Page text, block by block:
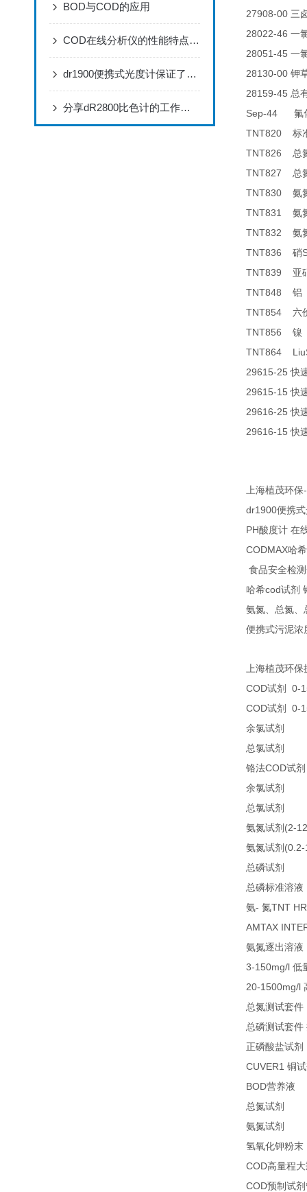
BOD与COD的应用
COD在线分析仪的性能特点，赶快来了解一下吧!
dr1900便携式光度计保证了分析结果的可靠性准确
分享dR2800比色计的工作原理
27908-00 三
28022-46 一
28051-45 一
28130-00 钾
28159-45 总
Sep-44 氟
TNT820 标
TNT826 总
TNT827 总
TNT830 氨
TNT831 氨
TNT832 氨
TNT836 硝
TNT839 亚
TNT848 铝
TNT854 六
TNT856 镍
TNT864
29615-25快
29615-15快
29616-25快
29616-15快
上海植茂环保-
dr1900便携
PH酸度计 在
CODMAX哈
食品安全检
哈希cod试剂
氨氮、总氮、
便携式污泥浓
上海植茂环保
COD试剂
0-
COD试剂 0-
余氯试剂
总氯试剂
铬法COD试剂
余氯试剂
总氯试剂
氨氮试剂 (2-
氨氮试剂
总磷试剂
总磷标准溶液
氨- 氮TNT HR
AMTAX
氨氮逐出溶液
3-150mg/l 低
20-1500mg/l
总氮测试套件
总磷测试套件
正磷酸盐试剂
CUVER1 铜
BOD营养液
总氮试剂
氨氮试剂
氢氧化钾粉末
COD高量程
COD预制试